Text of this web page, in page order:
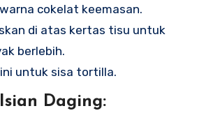
cokelat keemasan.
di atas kertas tisu untuk
berlebih.
untuk sisa tortilla.
Daging: